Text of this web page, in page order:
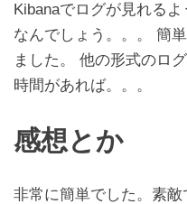
Kibanaでログが見れる
なんでしょう。。。 簡
ました。 他の形式のロ
時間があれば。。。
感想とか
非常に簡単でした。素